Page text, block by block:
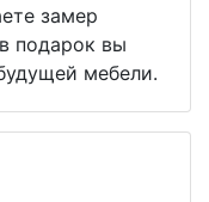
замер
подарок вы
мебели.